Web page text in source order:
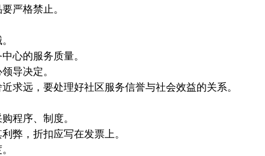
严格禁止。
心的服务质量。
导决定。
求远，要处理好社区服务信誉与社会效益的关系。
程序、制度。
弊，折扣应写在发票上。